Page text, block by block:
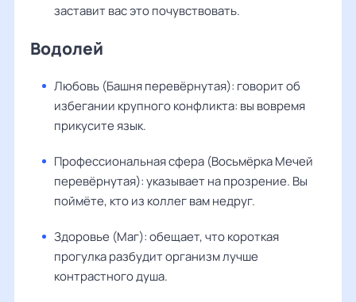
заставит вас это почувствовать.
Водолей
Любовь (Башня перевёрнутая): говорит об
избегании крупного конфликта: вы вовремя
прикусите язык.
Профессиональная сфера (Восьмёрка Мечей
перевёрнутая): указывает на прозрение. Вы
поймёте, кто из коллег вам недруг.
Здоровье (Маг): обещает, что короткая
прогулка разбудит организм лучше
контрастного душа.